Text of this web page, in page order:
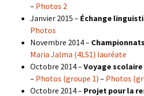
– Photos 2
Janvier 2015 – Échange
Photos
Novembre 2014 –
Maria Jalma (4LS1) lauréate
Octobre 2014 – Voyage scolaire
– Photos (groupe 1) – Photos
Octobre 2014 – Projet pour la